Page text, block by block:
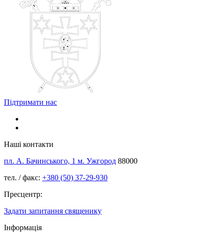
Підтримати нас
Наші контакти
пл. А. Бачинського, 1 м. Ужгород 88000
тел. / факс: +380 (50) 37-29-930
Пресцентр:
Задати запитання священику
Інформація